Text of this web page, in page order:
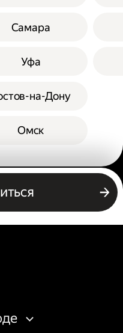
Самара
Уфа
на-Дону
Омск
Россия